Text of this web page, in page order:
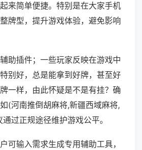
来简单便捷。特别是在大家手机
牌型，提升游戏体验，避免影响
助插件；一些玩家反映在游戏中
别好，总是能拿到好牌，甚至好
一样，由此怀疑是不是有挂？确
(河南推倒胡麻将,新疆西域麻将,
过正规途径维护游戏公平。
可输入需求生成专用辅助工具，